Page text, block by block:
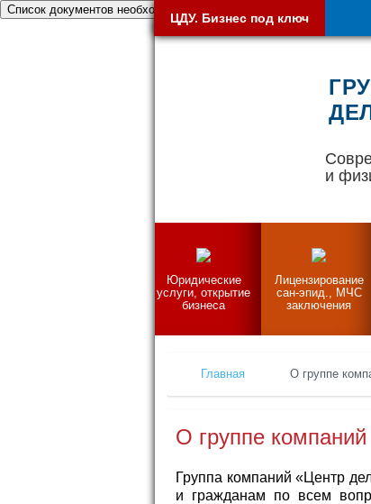
Список документов необходимых при открытии бизнеса
ЦДУ. Бизнес под ключ
и
Юридические
услуги, открытие
бизнеса
Лицензирование
сан-эпид., МЧС
заключения
Главная О группе
О группе компаний
Группа компаний «Центр
и гражданам по всем